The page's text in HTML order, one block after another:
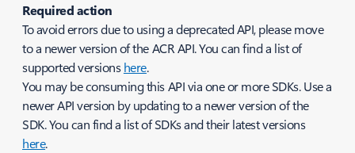
Required action
To avoid errors due to using a deprecated API, please move
to a newer version of the ACR API. You can find a list of
supported versionshere.
You may be consuming this API via one or more SDKs. Use a
newer API version by updating to a newer version of the
SDK. You can find a list of SDKs and their latest versions
here.